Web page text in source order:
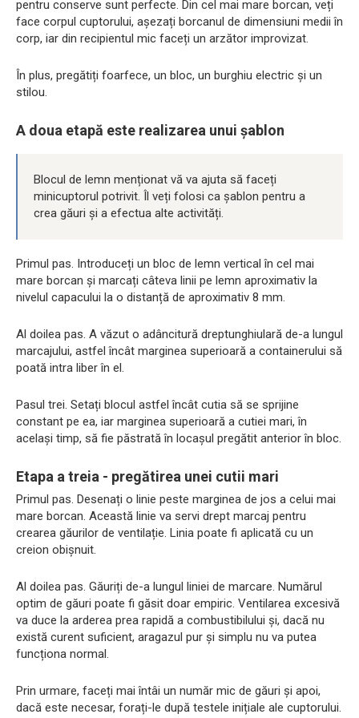
pentru conserve sunt perfecte. Din cel mai mare borcan, veți
face corpul cuptorului, așezați borcanul de dimensiuni medii în
corp, iar din recipientul mic faceți un arzător improvizat.
În plus, pregătiți foarfece, un bloc, un burghiu electric și un
stilou.
A doua etapă este realizarea unui șablon
Blocul de lemn menționat vă va ajuta să faceți
minicuptorul potrivit. Îl veți folosi ca șablon pentru a
crea găuri și a efectua alte activități.
Primul pas. Introduceți un bloc de lemn vertical în cel mai
mare borcan și marcați câteva linii pe lemn aproximativ la
nivelul capacului la o distanță de aproximativ 8 mm.
Al doilea pas. A văzut o adâncitură dreptunghiulară de-a lungul
marcajului, astfel încât marginea superioară a containerului să
poată intra liber în el.
Pasul trei. Setați blocul astfel încât cutia să se sprijine
constant pe ea, iar marginea superioară a cutiei mari, în
același timp, să fie păstrată în locașul pregătit anterior în bloc.
Etapa a treia - pregătirea unei cutii mari
Primul pas. Desenați o linie peste marginea de jos a celui mai
mare borcan. Această linie va servi drept marcaj pentru
crearea găurilor de ventilație. Linia poate fi aplicată cu un
creion obișnuit.
Al doilea pas. Găuriți de-a lungul liniei de marcare. Numărul
optim de găuri poate fi găsit doar empiric. Ventilarea excesivă
va duce la arderea prea rapidă a combustibilului și, dacă nu
există curent suficient, aragazul pur și simplu nu va putea
funcționa normal.
Prin urmare, faceți mai întâi un număr mic de găuri și apoi,
dacă este necesar, forați-le după testele inițiale ale cuptorului.